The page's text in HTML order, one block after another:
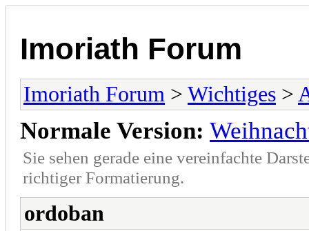
Imoriath Forum
Imoriath Forum > Wichtiges >
Normale Version:
Sie sehen gerade eine vereinfachte
richtiger Formatierung.
ordoban